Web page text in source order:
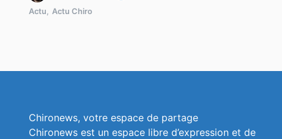
Actu Actu Chiro
Chironews, votre espace de partage
Chironews est un espace libre d’expression et de